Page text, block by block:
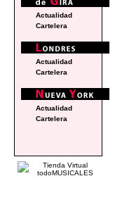
Actualidad
Cartelera
Actualidad
Cartelera
Actualidad
Cartelera